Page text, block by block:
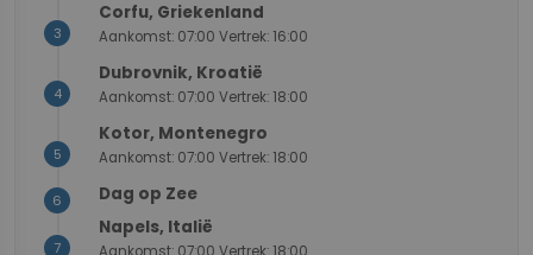
3
Corfu, Griekenland
Aankomst: 07:00 Vertrek: 16:00
4
Dubrovnik, Kroatië
Aankomst: 07:00 Vertrek: 18:00
5
Kotor, Montenegro
Aankomst: 07:00 Vertrek: 18:00
6 Dag op Zee
7
Napels, Italië